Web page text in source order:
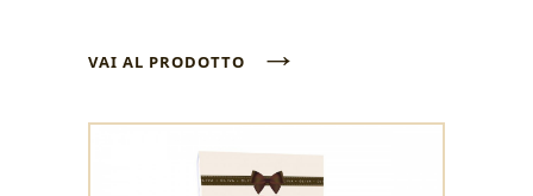
VAI AL PRODOTTO →